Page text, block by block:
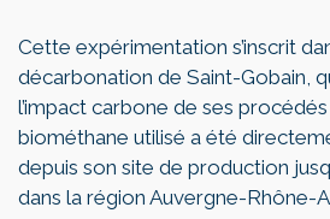
Cette expérimentation s’inscrit
décarbonation de Saint-Gobain,
l’impact carbone de ses
biométhane utilisé a été
depuis son site de production
dans la région Auvergne-Rhône-